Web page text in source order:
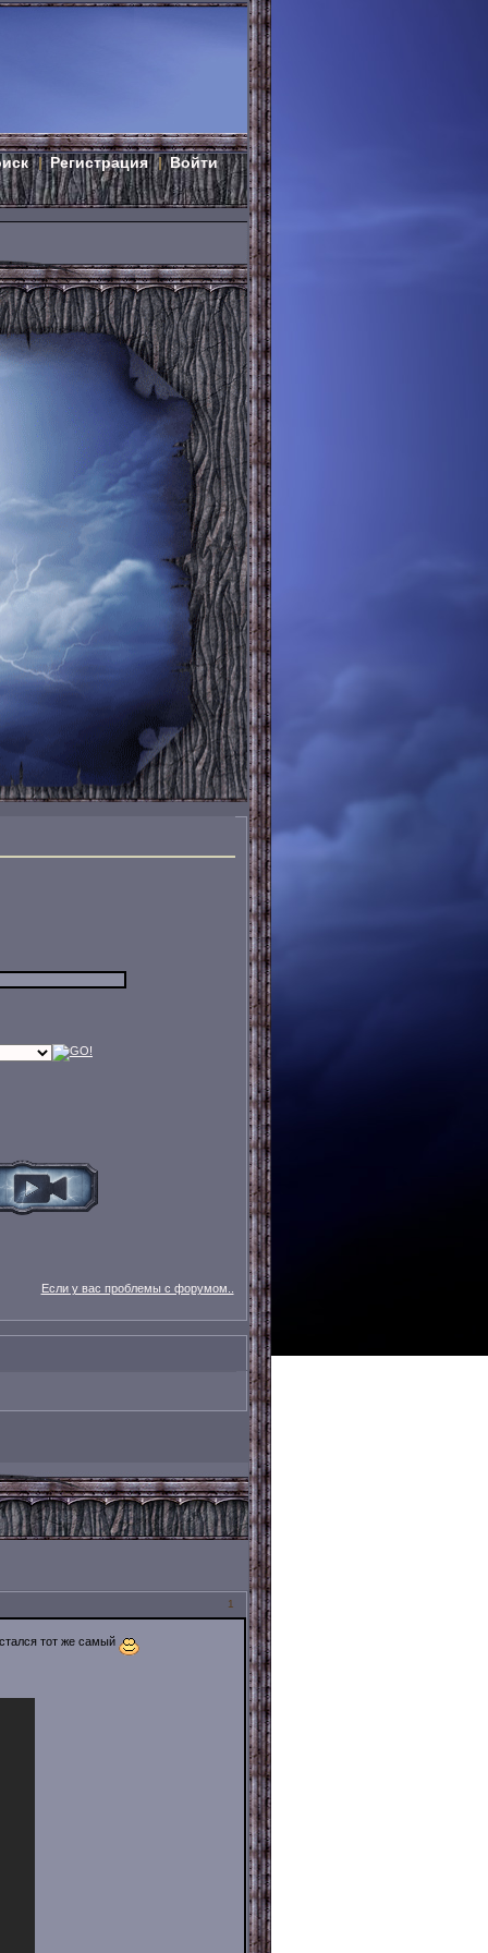
Регистрация Войти
Если у вас проблемы с форумом..
1
тот же самый